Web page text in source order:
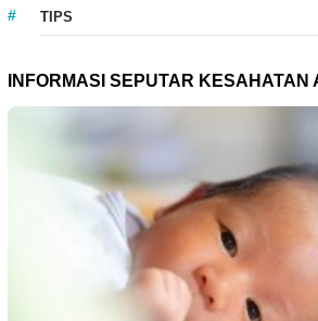
TIPS
INFORMASI SEPUTAR KESAHATAN